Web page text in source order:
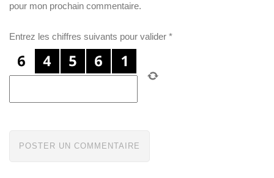
pour mon prochain commentaire.
Entrez les chiffres suivants pour valider *